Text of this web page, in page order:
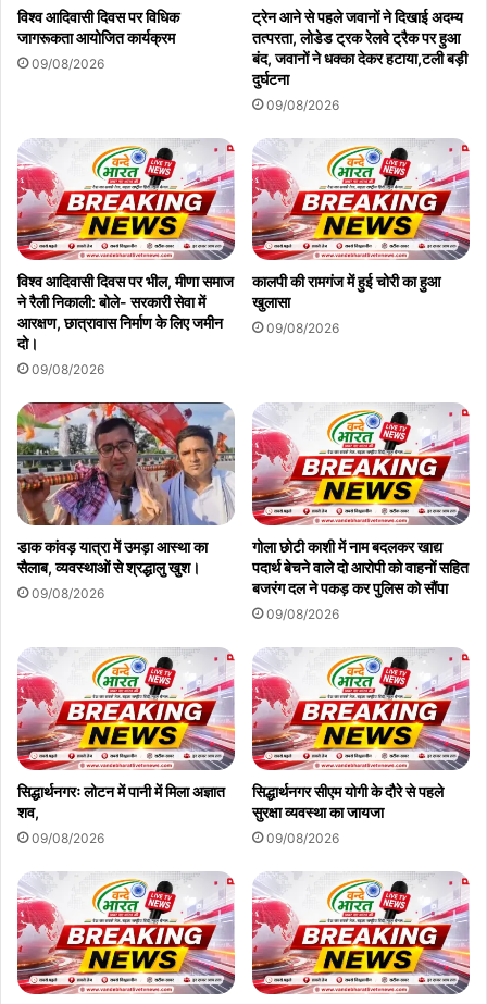
विश्व आदिवासी दिवस पर विधिक
जागरूकता आयोजित कार्यक्रम
09/08/2026
ट्रेन आने से पहले जवानों ने दिखाई अदम्य
तत्परता, लोडेड ट्रक रेलवे ट्रैक पर हुआ
बंद, जवानों ने धक्का देकर हटाया,टली बड़ी
दुर्घटना
09/08/2026
विश्व आदिवासी दिवस पर भील, मीणा समाज
ने रैली निकाली: बोले- सरकारी सेवा में
आरक्षण, छात्रावास निर्माण के लिए जमीन
दो।
09/08/2026
कालपी की रामगंज में हुई चोरी का हुआ
खुलासा
09/08/2026
डाक कांवड़ यात्रा में उमड़ा आस्था का
सैलाब, व्यवस्थाओं से श्रद्धालु खुश।
09/08/2026
गोला छोटी काशी में नाम बदलकर खाद्य
पदार्थ बेचने वाले दो आरोपी को वाहनों सहित
बजरंग दल ने पकड़ कर पुलिस को सौंपा
09/08/2026
सिद्धार्थनगरः लोटन में पानी में मिला अज्ञात
शव,
09/08/2026
सिद्धार्थनगर सीएम योगी के दौरे से पहले
सुरक्षा व्यवस्था का जायजा
09/08/2026